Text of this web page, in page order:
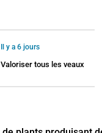
Il y a 6 jours
Valoriser tous les veaux